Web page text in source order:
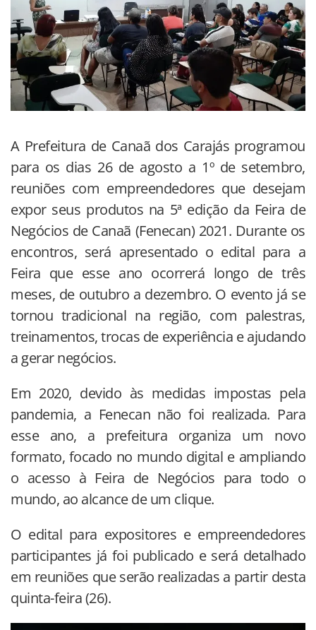
A Prefeitura de Canaã dos Carajás programou
para os dias 26 de agosto a 1º de setembro,
reuniões com empreendedores que desejam
expor seus produtos na 5ª edição da Feira de
Negócios de Canaã (Fenecan) 2021. Durante os
encontros, será apresentado o edital para a
Feira que esse ano ocorrerá longo de três
meses, de outubro a dezembro. O evento já se
tornou tradicional na região, com palestras,
treinamentos, trocas de experiência e ajudando
a gerar negócios.
Em 2020, devido às medidas impostas pela
pandemia, a Fenecan não foi realizada. Para
esse ano, a prefeitura organiza um novo
formato, focado no mundo digital e ampliando
o acesso à Feira de Negócios para todo o
mundo, ao alcance de um clique.
O edital para expositores e empreendedores
participantes já foi publicado e será detalhado
em reuniões que serão realizadas a partir desta
quinta-feira (26).